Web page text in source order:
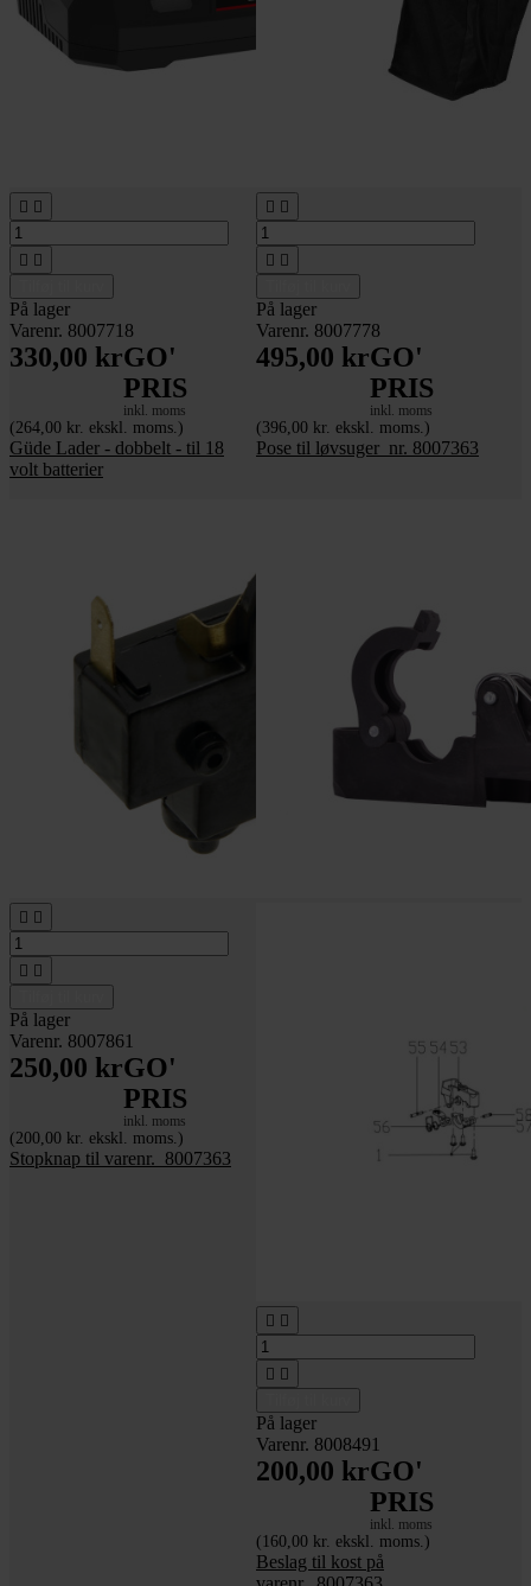
 
 
På lager
Varenr. 8007718
330,00 krGO'
PRIS
inkl. moms
(264,00 kr. ekskl. moms.)
Güde Lader - dobbelt - til 18
volt batterier
 
 
På lager
Varenr. 8007778
495,00 krGO'
PRIS
inkl. moms
(396,00 kr. ekskl. moms.)
Pose til løvsuger_nr. 8007363
 
 
På lager
Varenr. 8007861
250,00 krGO'
PRIS
inkl. moms
(200,00 kr. ekskl. moms.)
Stopknap til varenr._8007363
 
 
På lager
Varenr. 8008491
200,00 krGO'
PRIS
inkl. moms
(160,00 kr. ekskl. moms.)
Beslag til kost på